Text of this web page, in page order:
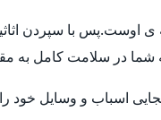
با سپردن اثاثیه
شما در سلامت کامل به
اسباب و وسایل خود